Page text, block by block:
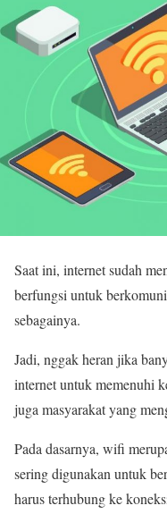
Saat ini, internet sudah
berfungsi untuk
sebagainya.
Jadi, nggak heran jika
internet untuk memenuhi
juga masyarakat yang
Pada dasarnya, wifi
sering digunakan untuk
harus terhubung ke